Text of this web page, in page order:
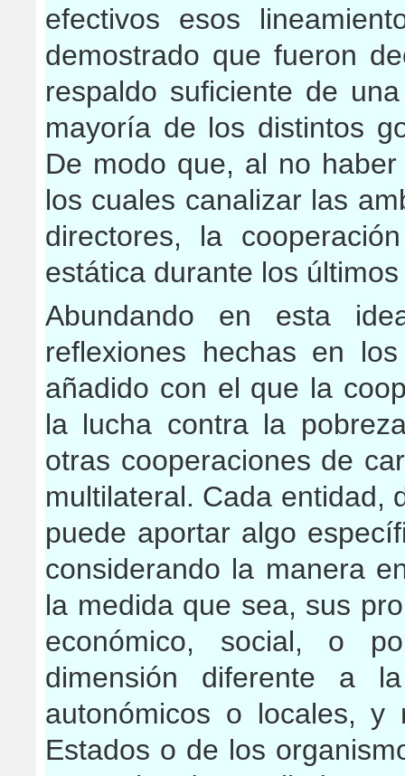
efectivos esos
demostrado que fueron
respaldo suficiente de
mayoría de los distintos
De modo que, al no
los cuales canalizar las
directores, la
estática durante los
Abundando en esta
reflexiones hechas en
añadido con el que la
la lucha contra la
otras cooperaciones de
multilateral. Cada entidad,
puede aportar algo
considerando la manera
la medida que sea, sus
económico, social, o
dimensión diferente a
autonómicos o locales,
Estados o de los